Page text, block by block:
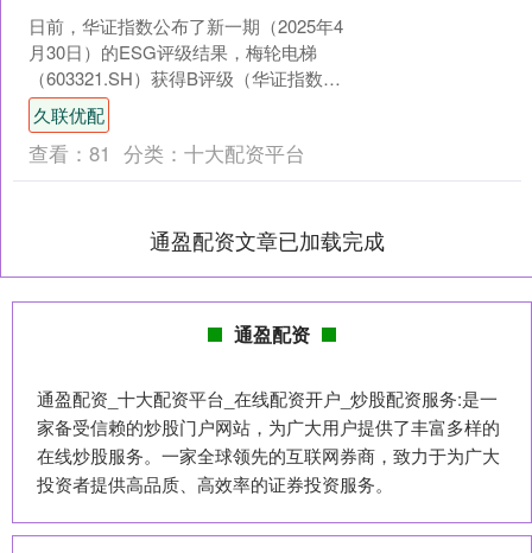
日前，华证指数公布了新一期（2025年4
月30日）的ESG评级结果，梅轮电梯
（603321.SH）获得B评级（华证指数评
级为C起至AAA九档，C为最低档，
AAA....
久联优配
查看： 81 分类： 十大配资平台
通盈配资文章已加载完成
通盈配资
通盈配资_十大配资平台_在线配资开户_炒股配资服务:是一
家备受信赖的炒股门户网站，为广大用户提供了丰富多样的
在线炒股服务。一家全球领先的互联网券商，致力于为广大
投资者提供高品质、高效率的证券投资服务。